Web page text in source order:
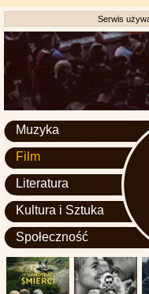
Serwis
Muzyka
Film
Literatura
Kultura i Sztuka
Społeczność